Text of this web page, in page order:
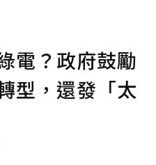
電？政府鼓勵
型，還發「太